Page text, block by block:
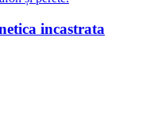
incastrata